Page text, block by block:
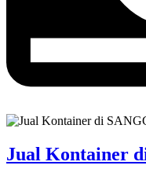
Jual Kontainer